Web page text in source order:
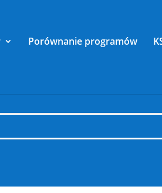
Porównanie programów